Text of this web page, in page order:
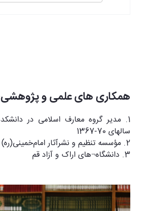
همکاری های علمی و
1. مدیر گروه معارف اسلامی در
سالهای 70-1367
2. مؤسسه تنظیم و نشرآثار امام‌خمینی(ره)
3. دانشگاه¬های اراک و آزاد قم